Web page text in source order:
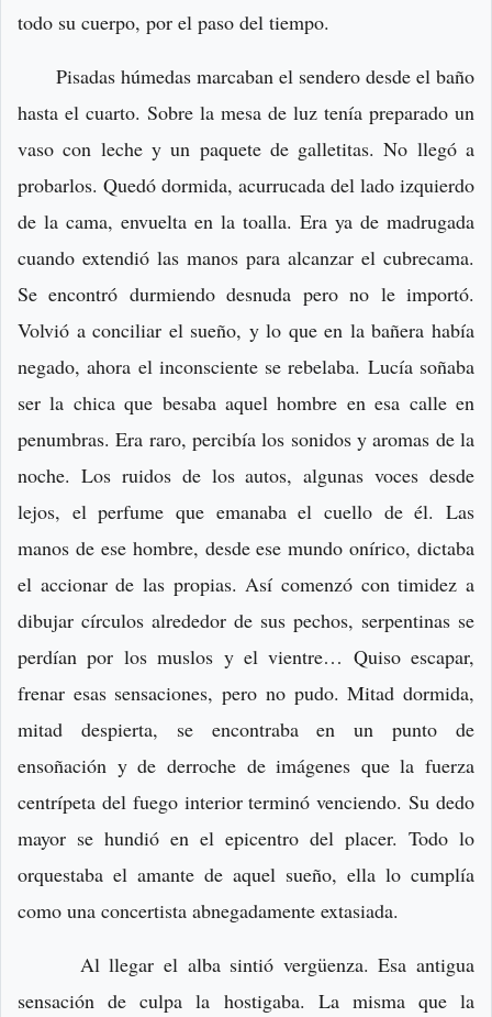
todo su cuerpo, por el paso del tiempo.
Pisadas húmedas marcaban el sendero desde el baño
hasta el cuarto. Sobre la mesa de luz tenía preparado un
vaso con leche y un paquete de galletitas. No llegó a
probarlos. Quedó dormida, acurrucada del lado izquierdo
de la cama, envuelta en la toalla. Era ya de madrugada
cuando extendió las manos para alcanzar el cubrecama.
Se encontró durmiendo desnuda pero no le importó.
Volvió a conciliar el sueño, y lo que en la bañera había
negado, ahora el inconsciente se rebelaba. Lucía soñaba
ser la chica que besaba aquel hombre en esa calle en
penumbras. Era raro, percibía los sonidos y aromas de la
noche. Los ruidos de los autos, algunas voces desde
lejos, el perfume que emanaba el cuello de él. Las
manos de ese hombre, desde ese mundo onírico, dictaba
el accionar de las propias. Así comenzó con timidez a
dibujar círculos alrededor de sus pechos, serpentinas se
perdían por los muslos y el vientre… Quiso escapar,
frenar esas sensaciones, pero no pudo. Mitad dormida,
mitad despierta, se encontraba en un punto de
ensoñación y de derroche de imágenes que la fuerza
centrípeta del fuego interior terminó venciendo. Su dedo
mayor se hundió en el epicentro del placer. Todo lo
orquestaba el amante de aquel sueño, ella lo cumplía
como una concertista abnegadamente extasiada.
Al llegar el alba sintió vergüenza. Esa antigua
sensación de culpa la hostigaba. La misma que la